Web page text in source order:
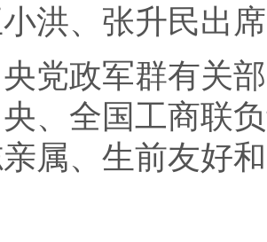
洪、张升民出
政军群有关部
、全国工商联
属、生前友好